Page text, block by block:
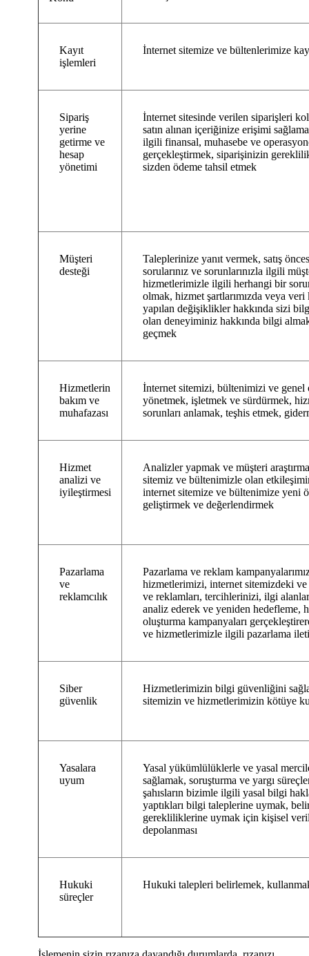
Kayıt
işlemleri
İnternet sitemize ve bültenlerimize
Sipariş
yerine
getirme ve
hesap
yönetimi
İnternet sitesinde verilen siparişleri
satın alınan içeriğinize erişimi
ilgili finansal, muhasebe ve
gerçekleştirmek, siparişinizin
sizden ödeme tahsil etmek
Müşteri
desteği
Taleplerinize yanıt vermek, satış
sorularınız ve sorunlarınızla ilgili
hizmetlerimizle ilgili herhangi bir
olmak, hizmet şartlarımızda veya
yapılan değişiklikler hakkında sizi
olan deneyiminiz hakkında bilgi
geçmek
Hizmetlerin
bakım ve
muhafazası
İnternet sitemizi, bültenimizi ve
yönetmek, işletmek ve sürdürmek,
sorunları anlamak, teşhis etmek,
Hizmet
analizi ve
iyileştirmesi
Analizler yapmak ve müşteri
sitemiz ve bültenimizle olan
internet sitemize ve bültenimize yeni
geliştirmek ve değerlendirmek
Pazarlama
ve
reklamcılık
Pazarlama ve reklam
hizmetlerimizi, internet sitemizdeki
ve reklamları, tercihlerinizi, ilgi
analiz ederek ve yeniden hedefleme,
oluşturma kampanyaları
ve hizmetlerimizle ilgili pazarlama
Siber
güvenlik
Hizmetlerimizin bilgi güvenliğini
sitemizin ve hizmetlerimizin kötüye
Yasalara
uyum
Yasal yükümlülüklerle ve yasal
sağlamak, soruşturma ve yargı
şahısların bizimle ilgili yasal bilgi
yaptıkları bilgi taleplerine uymak,
gerekliliklerine uymak için kişisel
depolanması
Hukuki
süreçler
Hukuki talepleri belirlemek,